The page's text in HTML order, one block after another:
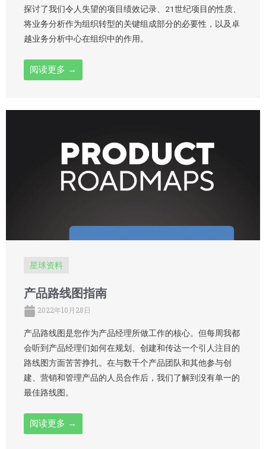
探讨了我们令人失望的项目绩效记录、21世纪项目的性质、
将业务分析作为组织转型的关键组成部分的必要性，以及卓
越业务分析中心在组织中的作用。
阅读更多 →
星球资料
产品路线图指南
2022年10月28日
产品路线图是您作为产品经理所做工作的核心。但每周我都
会听到产品经理们如何在规划、创建和传达一个引人注目的
路线图方面苦苦挣扎。在与数千个产品团队和其他参与创
建、营销和管理产品的人员合作后，我们了解到没有单一的
最佳路线图。
阅读更多 →